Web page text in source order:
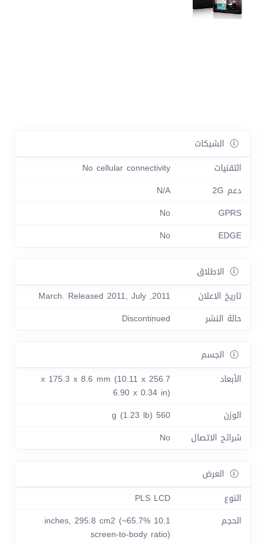
الشبكات
التقنيات
No cellular connectivity
دعم 2G
N/A
GPRS
No
EDGE
No
الاطلاق
تاريخ الاعلان
2011, March. Released 2011, July
حالة النشر
Discontinued
الجسم
الأبعاد
256.7 x 175.3 x 8.6 mm (10.11 x
6.90 x 0.34 in)
الوزن
560 g (1.23 lb)
شرائح الاتصال
No
العرض
النوع
PLS LCD
الحجم
10.1 inches, 295.8 cm2 (~65.7%
screen-to-body ratio)